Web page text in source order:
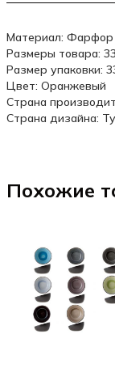
Материал: Фарфор
Размеры товара:
Размер упаковки:
Цвет: Оранжевый
Страна
Страна дизайна:
Похожие